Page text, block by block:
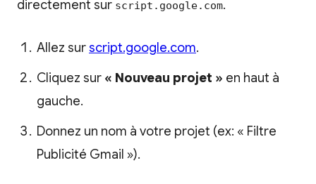
directement sur script.google.com.
Allez surscript.google.com.
Cliquez sur « Nouveau projet » en haut à
gauche.
Donnez un nom à votre projet (ex: « Filtre
Publicité Gmail »).